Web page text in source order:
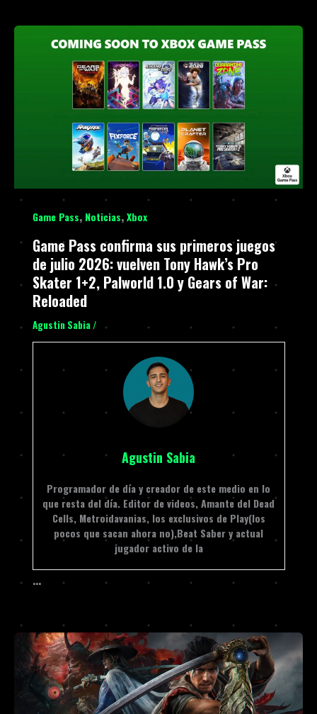
Game Pass, Noticias,Xbox
Game Pass confirma sus primeros juegos
de julio 2026: vuelven Tony Hawk’s Pro
Skater 1+2, Palworld 1.0 y Gears of War:
Reloaded
Agustin Sabia /
Agustin Sabia
Programador de día y creador de este medio en lo
que resta del día. Editor de videos, Amante del Dead
Cells, Metroidavanias, los exclusivos de Play(los
pocos que sacan ahora no),Beat Saber y actual
jugador activo de la
…